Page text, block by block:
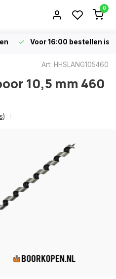
0
Voor 16:00 bestellen is
Art: HHSLANG105460
10,5 mm 460